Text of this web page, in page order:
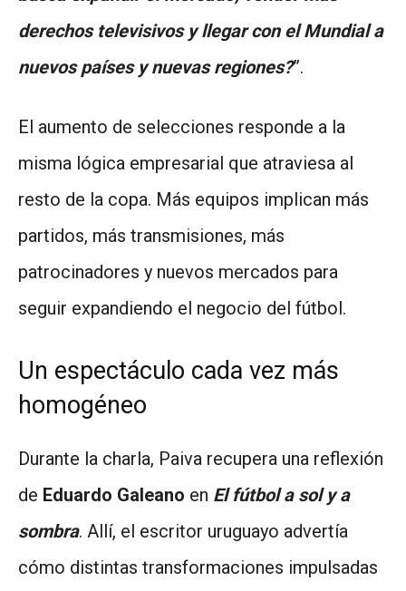
derechos televisivos y llegar con el Mundial a
nuevos países y nuevas regiones?”.
El aumento de selecciones responde a la
misma lógica empresarial que atraviesa al
resto de la copa. Más equipos implican más
partidos, más transmisiones, más
patrocinadores y nuevos mercados para
seguir expandiendo el negocio del fútbol.
Un espectáculo cada vez más
homogéneo
Durante la charla, Paiva recupera una reflexión
de Eduardo Galeano en El fútbol a sol y a
sombra. Allí, el escritor uruguayo advertía
cómo distintas transformaciones impulsadas